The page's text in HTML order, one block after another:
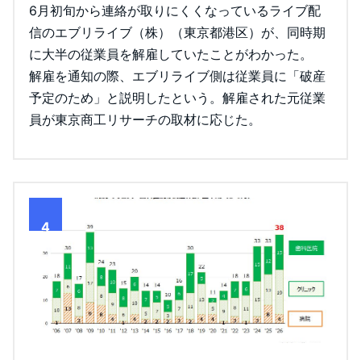
6月初旬から連絡が取りにくくなっているライブ配
信のエブリライブ（株）（東京都港区）が、同時期
に大半の従業員を解雇していたことがわかった。
解雇を通知の際、エブリライブ側は従業員に「破産
予定のため」と説明したという。解雇された元従業
員が東京商工リサーチの取材に応じた。
4